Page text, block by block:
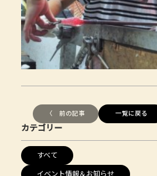
〈 前の記事 一覧に戻る
カテゴリー
すべて
イベント情報＆お知らせ